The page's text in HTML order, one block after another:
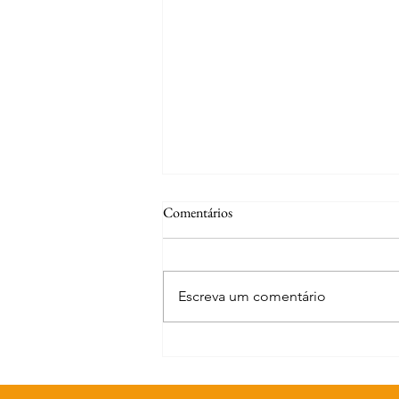
Comentários
Escreva um comentário